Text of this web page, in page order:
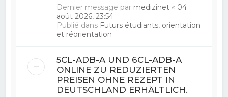
Dernier message par medizinet « 04
août 2026, 23:54
Publié dans Futurs étudiants, orientation
et réorientation
5CL-ADB-A UND 6CL-ADB-A
ONLINE ZU REDUZIERTEN
PREISEN OHNE REZEPT IN
DEUTSCHLAND ERHÄLTLICH.